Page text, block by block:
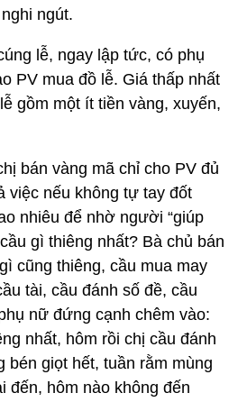
ngút.
lễ, ngay lập tức, có phụ
PV mua đồ lễ. Giá thấp nhất
gồm một ít tiền vàng, xuyến,
bán vàng mã chỉ cho PV đủ
việc nếu không tự tay đốt
nhiêu để nhờ người “giúp
gì thiêng nhất? Bà chủ bán
cũng thiêng, cầu mua may
tài, cầu đánh số đề, cầu
nữ đứng cạnh chêm vào:
nhất, hôm rồi chị cầu đánh
bén giọt hết, tuần rằm mùng
đến, hôm nào không đến